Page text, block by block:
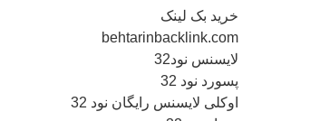
خرید بک لینک
behtarinbacklink.com
لایسنس نود32
پسورد نود 32
اوکلی لایسنس رایگان نود 32